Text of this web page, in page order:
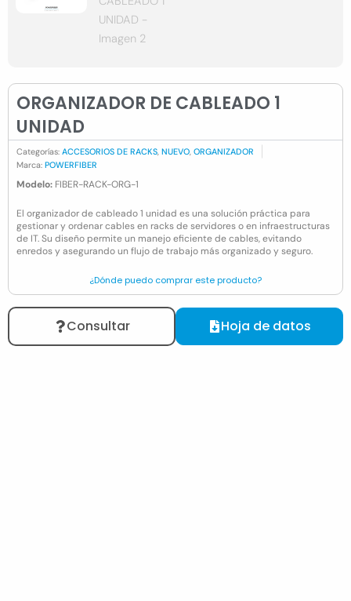
ORGANIZADOR DE CABLEADO 1
UNIDAD
Categorías: ACCESORIOS DE RACKS NUEVO ORGANIZADOR
Marca: POWERFIBER
Modelo: FIBER-RACK-ORG-1
El organizador de cableado 1 unidad es una solución práctica para
gestionar y ordenar cables en racks de servidores o en infraestructuras
de IT. Su diseño permite un manejo eficiente de cables, evitando
enredos y asegurando un flujo de trabajo más organizado y seguro.
¿Dónde puedo comprar este producto?
Consultar Hoja de datos